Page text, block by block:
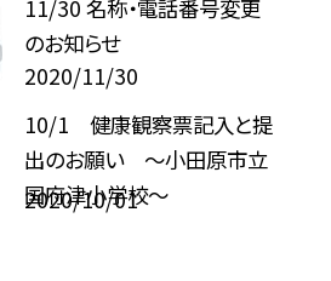
11/30 名称・電話番号変更
のお知らせ
2020/11/30
10/1 健康観察票記入と提
出のお願い 〜小田原市立
国府津小学校〜
2020/10/01